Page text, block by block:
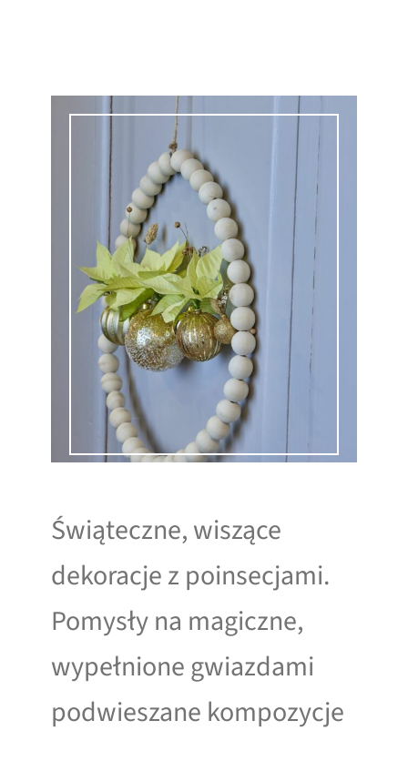
Świąteczne, wiszące
dekoracje z poinsecjami.
Pomysły na magiczne,
wypełnione gwiazdami
podwieszane kompozycje